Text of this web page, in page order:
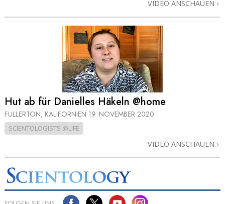
VIDEO ANSCHAUEN
Hut ab für Danielles Häkeln @home
FULLERTON, KALIFORNIEN 19. NOVEMBER 2020
SCIENTOLOGISTS @LIFE
VIDEO ANSCHAUEN